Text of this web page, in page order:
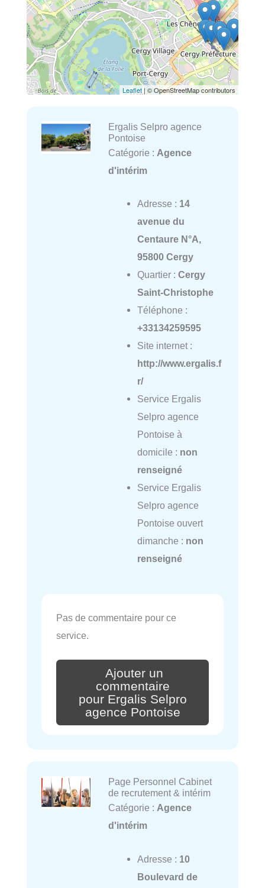
Leaflet| © OpenStreetMap contributors
Ergalis Selpro agence
Pontoise
Catégorie : Agence
d'intérim
Adresse : 14
avenue du
Centaure N°A,
95800 Cergy
Quartier : Cergy
Saint-Christophe
Téléphone :
+33134259595
Site internet :
http://www.ergalis.f
r/
Service Ergalis
Selpro agence
Pontoise à
domicile : non
renseigné
Service Ergalis
Selpro agence
Pontoise ouvert
dimanche : non
renseigné
Pas de commentaire pour ce
service.
Ajouter un
commentaire
pour Ergalis Selpro
agence Pontoise
Page Personnel Cabinet
de recrutement & intérim
Catégorie : Agence
d'intérim
Adresse : 10
Boulevard de